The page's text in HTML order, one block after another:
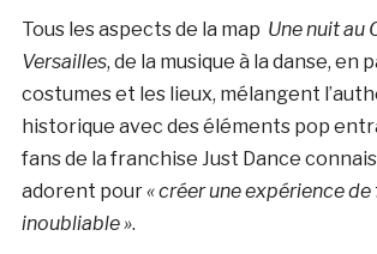
Tous les aspects de la map Une nuit au
Versailles, de la musique à la danse, en
costumes et les lieux, mélangent
historique avec des éléments pop
fans de la franchise Just Dance
adorent pour« créer une expérience de
inoubliable ».